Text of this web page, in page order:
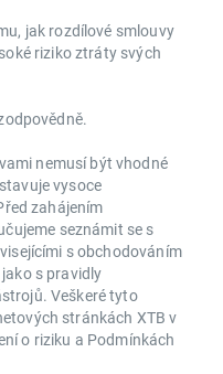
jak rozdílové smlouvy
riziko ztráty svých
nemusí být vhodné
vysoce
zahájením
seznámit se s
s obchodováním
s pravidly
Veškeré tyto
stránkách XTB v
o riziku a Podmínkách